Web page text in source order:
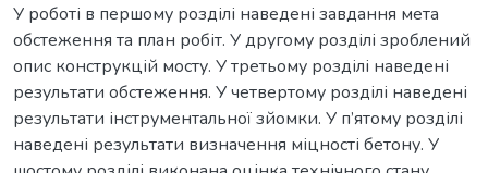
У роботі в першому розділі наведені завдання мета
обстеження та план робіт. У другому розділі зроблений
опис конструкцій мосту. У третьому розділі наведені
результати обстеження. У четвертому розділі наведені
результати інструментальної зйомки. У п’ятому розділі
наведені результати визначення міцності бетону. У